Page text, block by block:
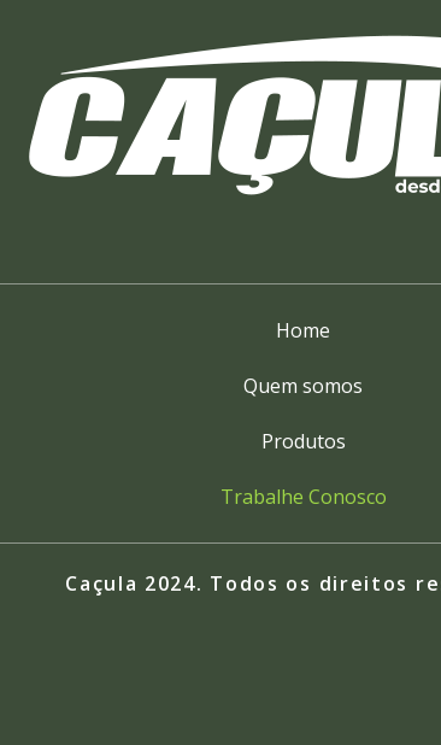
Home
Quem somos
Produtos
Trabalhe Conosco
Caçula 2024. Todos os direitos